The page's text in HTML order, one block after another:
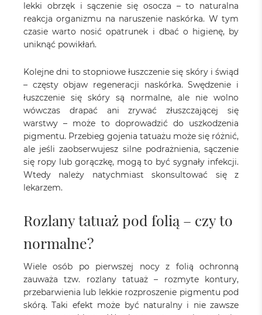
lekki obrzęk i sączenie się osocza – to naturalna
reakcja organizmu na naruszenie naskórka. W tym
czasie warto nosić opatrunek i dbać o higienę, by
uniknąć powikłań.
Kolejne dni to stopniowe łuszczenie się skóry i świąd
– częsty objaw regeneracji naskórka. Swędzenie i
łuszczenie się skóry są normalne, ale nie wolno
wówczas drapać ani zrywać złuszczającej się
warstwy – może to doprowadzić do uszkodzenia
pigmentu. Przebieg gojenia tatuażu może się różnić,
ale jeśli zaobserwujesz silne podrażnienia, sączenie
się ropy lub gorączkę, mogą to być sygnały infekcji.
Wtedy należy natychmiast skonsultować się z
lekarzem.
Rozlany tatuaż pod folią – czy to
normalne?
Wiele osób po pierwszej nocy z folią ochronną
zauważa tzw. rozlany tatuaż – rozmyte kontury,
przebarwienia lub lekkie rozproszenie pigmentu pod
skórą. Taki efekt może być naturalny i nie zawsze